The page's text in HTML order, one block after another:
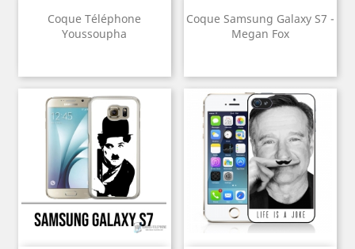
Coque Téléphone
Youssoupha
Coque Samsung Galaxy S7 -
Megan Fox